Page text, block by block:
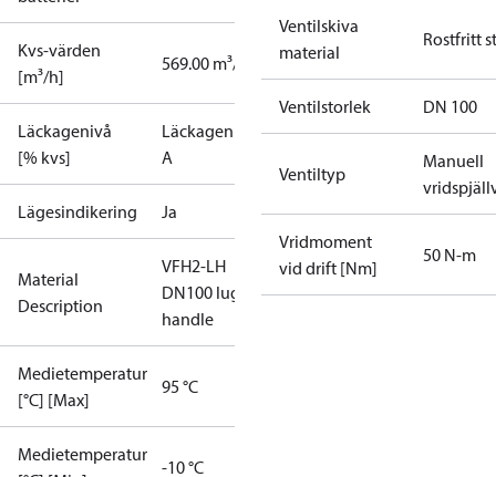
Kvs-värden
[m³/h]
569.00 m³/h
Läckagenivå
[% kvs]
Läckagenivå
A
Lägesindikering Ja
Material
Description
VFH2-LH
DN100 lug
handle
Medietemperatur
[°C] [Max]
95 °C
Medietemperatur
-10 °C
Ventilskiva
material
Rostfritt
Ventilstorlek DN 100
Ventiltyp
Manuell
Vridmoment
vid drift [Nm]
50 N-m